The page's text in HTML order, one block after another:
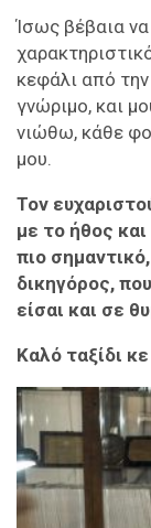
Ίσως βέβαια
κεφάλι από
γνώριμο, και
νιώθω, κάθε
μου.
Τον
με το ήθος
πιο
δικηγόρος,
είσαι και σε
Καλό ταξίδι